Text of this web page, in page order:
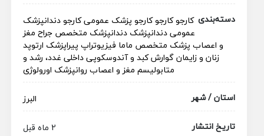
دسته‌بندی کارجوکارجوکارجو پزشک عمومیکارجودندانپزشک
عمومیدندانپزشک دندانپزشک متخصص جراح مغز
و اعصاب پزشک متخصص ماما فیزیوتراپ پیراپزشک ارتوپد
زنان و زایمانگوارش کبد و آندوسکوپیداخلی غدد، رشد و
متابولیسم مغز و اعصاب روانپزشک اورولوژی
استان / شهر
البرز
تاریخ انتشار
2 ماه قبل